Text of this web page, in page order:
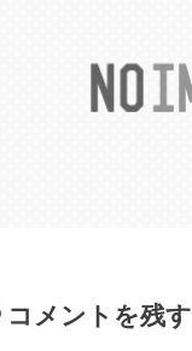
コメントを残す